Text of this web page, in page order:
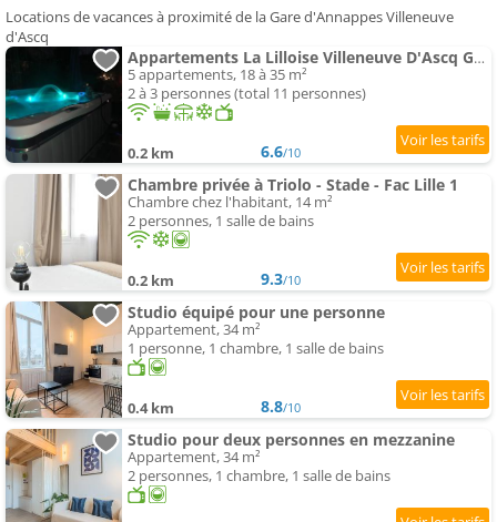
Locations de vacances à proximité de la Gare d'Annappes Villeneuve
d'Ascq
Appartements La Lilloise Villeneuve D'Ascq GD STADE Mauroy
5 appartements, 18 à 35 m²
2 à 3 personnes (total 11 personnes)
0.2 km 6.6/10
Chambre privée à Triolo - Stade - Fac Lille 1
Chambre chez l'habitant, 14 m²
2 personnes, 1 salle de bains
0.2 km 9.3/10
Studio équipé pour une personne
Appartement, 34 m²
1 personne, 1 chambre, 1 salle de bains
0.4 km 8.8/10
Studio pour deux personnes en mezzanine
Appartement, 34 m²
2 personnes, 1 chambre, 1 salle de bains